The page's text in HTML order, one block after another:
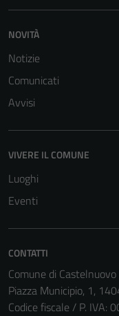
NOVITÀ
Notizie
Comunicati
Avvisi
VIVERE IL COMUNE
Luoghi
Eventi
CONTATTI
Comune di
Piazza Municipio, 1,
Codice fiscale / P. IVA: